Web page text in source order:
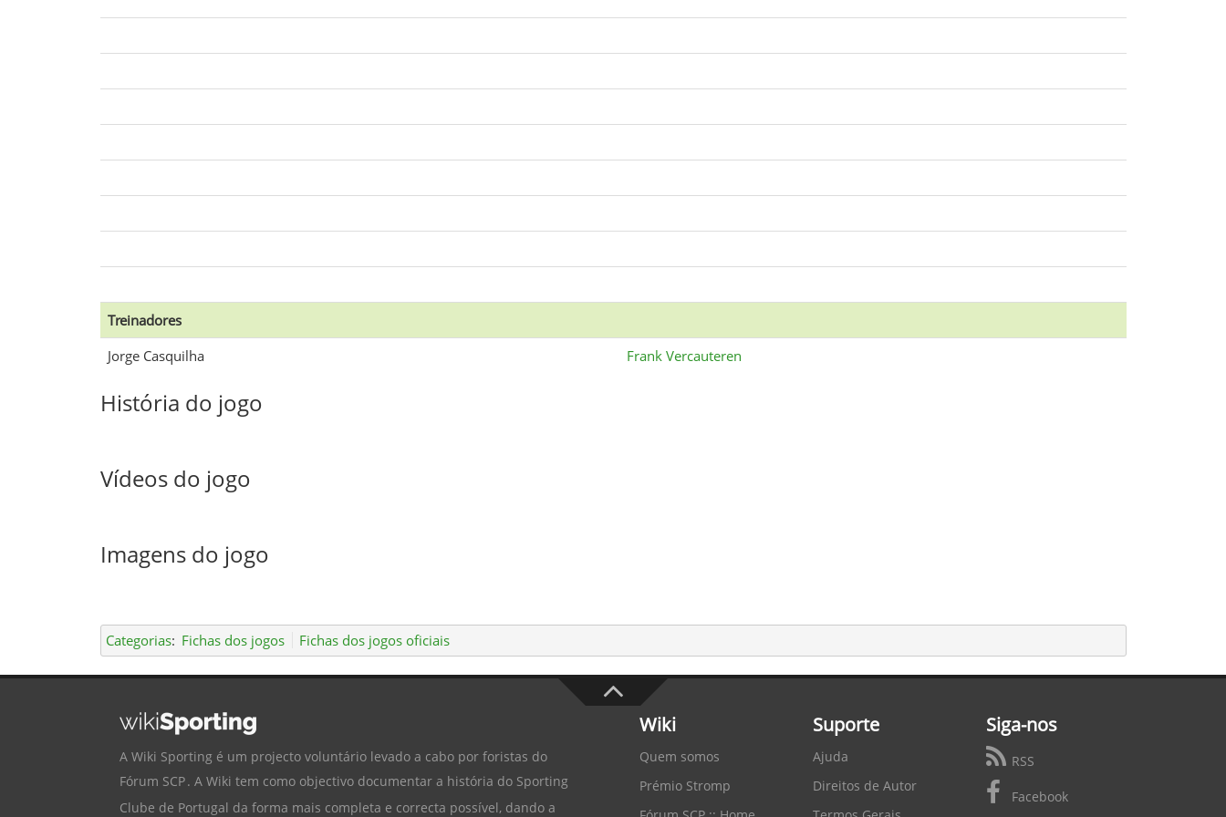
Treinadores
Jorge Casquilha
Frank Vercauteren
História do jogo
Vídeos do jogo
Imagens do jogo
Categorias: Fichas dos jogos Fichas dos jogos oficiais
A Wiki Sporting é um projecto voluntário levado a cabo por foristas do
Fórum SCP. A Wiki tem como objectivo documentar a história do Sporting
Clube de Portugal da forma mais completa e correcta possível, dando a
Wiki
Quem somos
Prémio Stromp
Suporte
Ajuda
Direitos de Autor
Siga-nos
RSS
Facebook